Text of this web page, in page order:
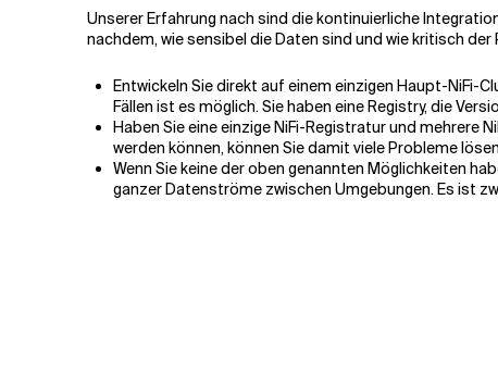
Unserer Erfahrung nach sind die kontinuierliche
nachdem, wie sensibel die Daten sind und wie kritisch
Entwickeln Sie direkt auf einem einzigen Haupt-NiFi-
Fällen ist es möglich. Sie haben eine Registry, die
Haben Sie eine einzige NiFi-Registratur und mehrere
werden können, können Sie damit viele Probleme
Wenn Sie keine der oben genannten Möglichkeiten
ganzer Datenströme zwischen Umgebungen. Es ist